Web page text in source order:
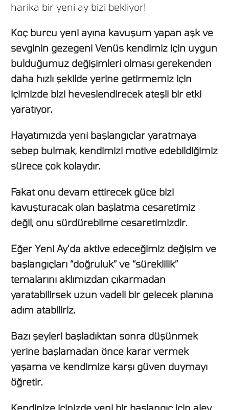
harika bir yeni ay bizi bekliyor!
Koç burcu yeni ayına kavuşum yapan aşk ve
sevginin gezegeni Venüs kendimiz için uygun
bulduğumuz değişimleri olması gerekenden
daha hızlı şekilde yerine getirmemiz için
içimizde bizi heveslendirecek ateşli bir etki
yaratıyor.
Hayatımızda yeni başlangıçlar yaratmaya
sebep bulmak, kendimizi motive edebildiğimiz
sürece çok kolaydır.
Fakat onu devam ettirecek güce bizi
kavuşturacak olan başlatma cesaretimiz
değil, onu sürdürebilme cesaretimizdir.
Eğer Yeni Ay’da aktive edeceğimiz değişim ve
başlangıçları “doğruluk” ve “süreklilik”
temalarını aklımızdan çıkarmadan
yaratabilirsek uzun vadeli bir gelecek planına
adım atabiliriz.
Bazı şeyleri başladıktan sonra düşünmek
yerine başlamadan önce karar vermek
yaşama ve kendimize karşı güven duymayı
öğretir.